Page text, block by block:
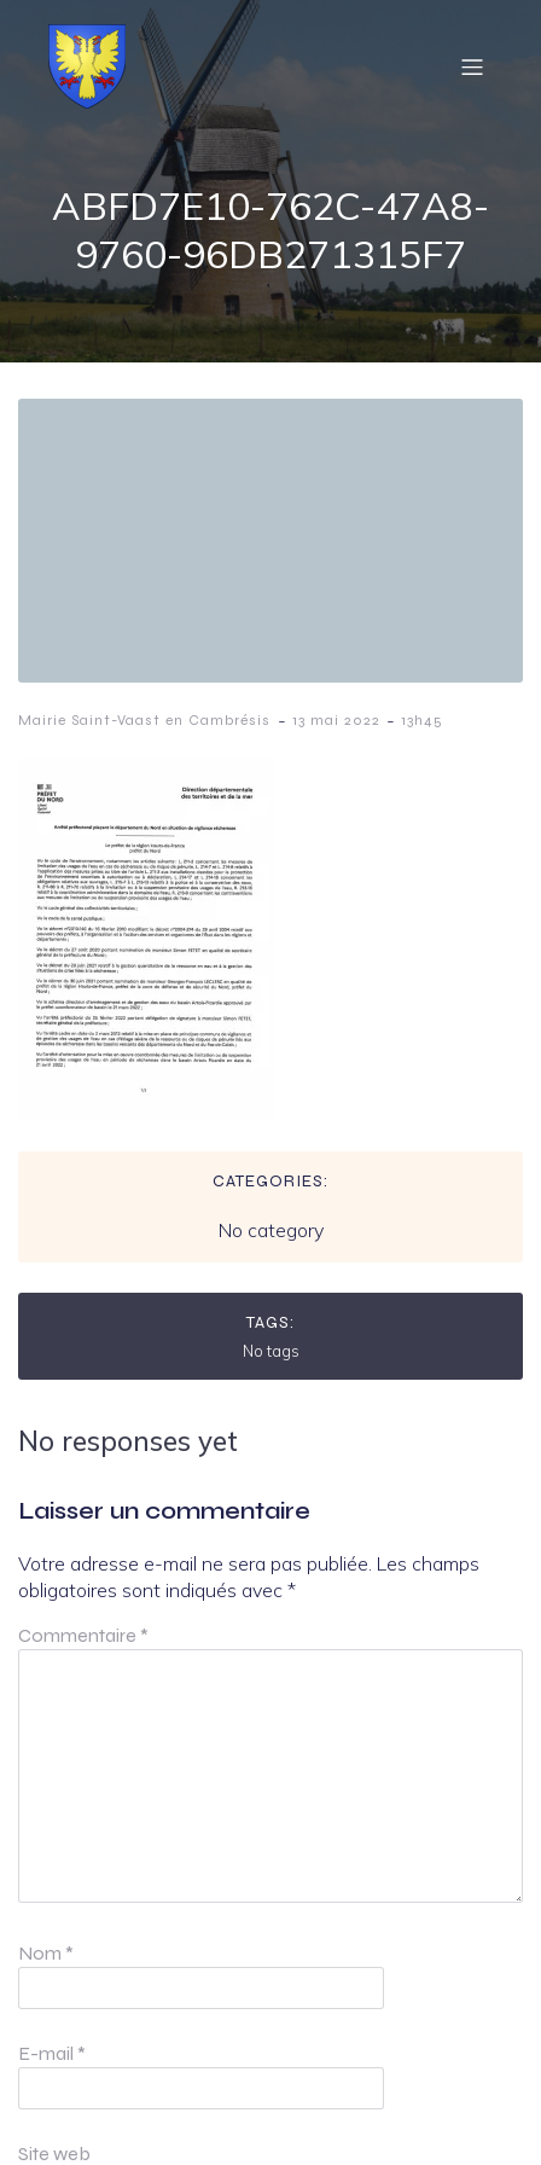
ABFD7E10-762C-47A8-
9760-96DB271315F7
Mairie Saint-Vaast en Cambrésis - 13 mai 2022 - 13h45
CATEGORIES:
No category
TAGS:
No tags
No responses yet
Laisser un commentaire
Votre adresse e-mail ne sera pas publiée. Les champs
obligatoires sont indiqués avec *
Commentaire *
Nom *
E-mail *
Site web